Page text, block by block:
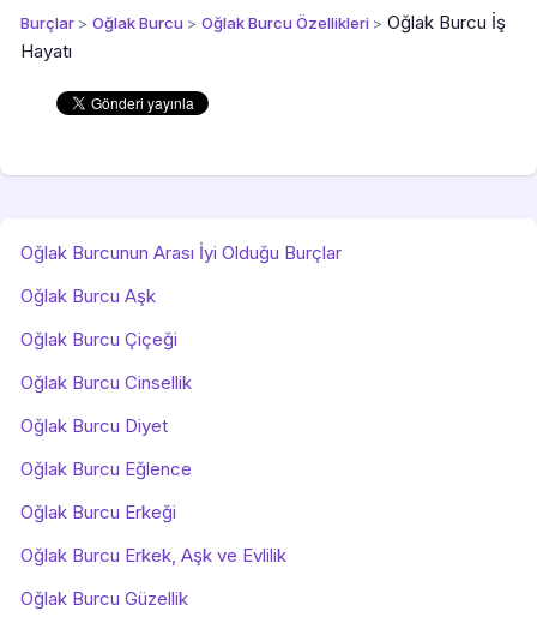
Burçlar > Oğlak Burcu > Oğlak Burcu Özellikleri > Oğlak Burcu İş
Hayatı
Oğlak Burcunun Arası İyi Olduğu Burçlar
Oğlak Burcu Aşk
Oğlak Burcu Çiçeği
Oğlak Burcu Cinsellik
Oğlak Burcu Diyet
Oğlak Burcu Eğlence
Oğlak Burcu Erkeği
Oğlak Burcu Erkek, Aşk ve Evlilik
Oğlak Burcu Güzellik